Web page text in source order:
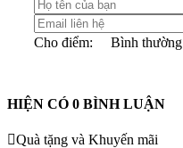
Cho điểm: Bình thường
HIỆN CÓ 0 BÌNH LUẬN
Quà tặng và Khuyến mãi